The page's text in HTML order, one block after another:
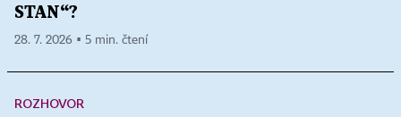
STAN“?
28. 7. 2026 ▪ 5 min. čtení
ROZHOVOR